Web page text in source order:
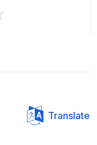
Translate